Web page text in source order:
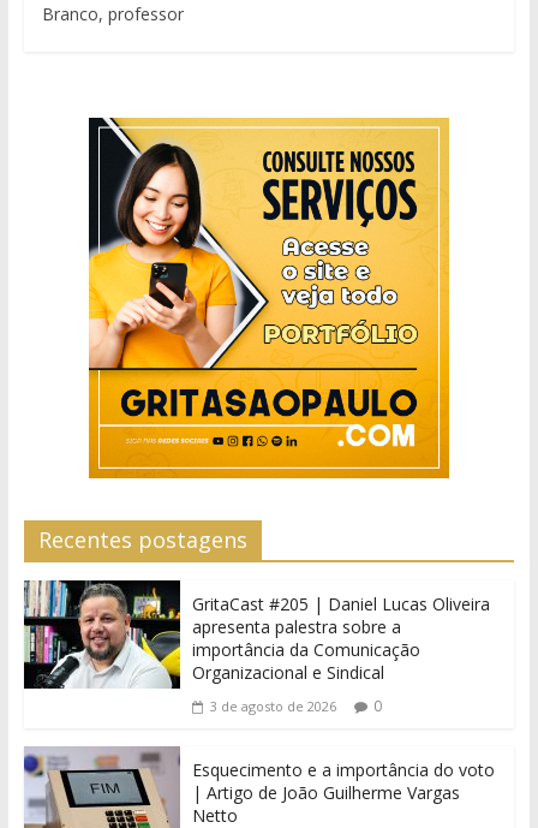
Branco, professor
Recentes postagens
GritaCast #205 | Daniel Lucas Oliveira
apresenta palestra sobre a
importância da Comunicação
Organizacional e Sindical
3 de agosto de 2026 0
Esquecimento e a importância do voto
| Artigo de João Guilherme Vargas
Netto